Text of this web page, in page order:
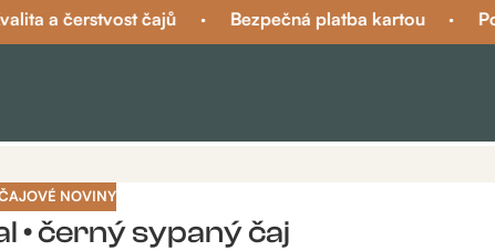
a čerstvost čajů · Bezpečná platba kartou ·
NOVINY
• černý sypaný čaj